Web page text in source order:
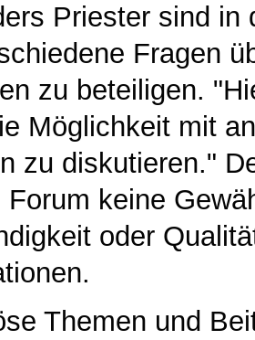
Priester sind in
Fragen
zu beteiligen.
Möglichkeit mit
zu diskutieren."
Forum keine
oder
Themen und